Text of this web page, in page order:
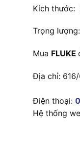
Kích thước:
Trọng
Mua FLUKE
Địa chỉ:
Điện thoại:
Hệ thống